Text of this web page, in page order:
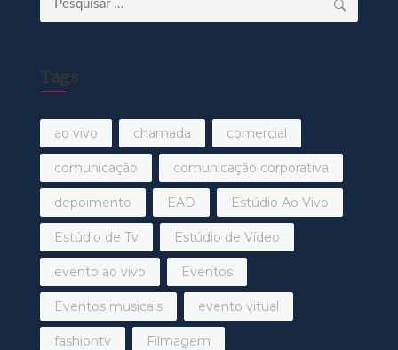
por:
Tags
ao vivo chamada comercial
comunicação comunicação corporativa
depoimento EAD Estúdio Ao Vivo
Estúdio de Tv Estúdio de Vídeo
evento ao vivo Eventos
Eventos musicais evento vitual
fashiontv Filmagem